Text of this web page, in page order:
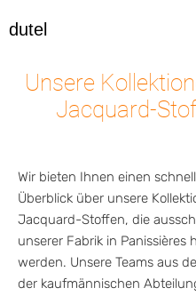
dutel
Unsere
Jacquard-
Wir bieten Ihnen einen
Überblick über unsere
Jacquard-Stoffen, die
unserer Fabrik in Panissières
werden. Unsere Teams aus
der kaufmännischen